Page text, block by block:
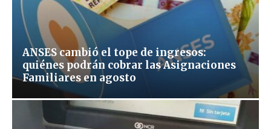
ANSES cambió el tope de ingresos:
quiénes podrán cobrar las Asignaciones
Familiares en agosto